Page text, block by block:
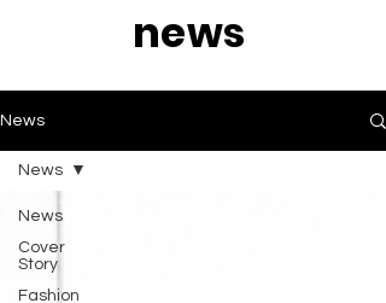
news
News
News
Cover
Story
Fashion
News